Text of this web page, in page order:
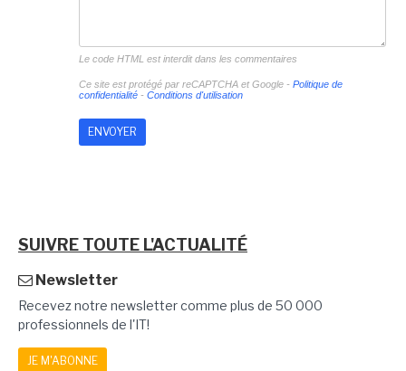
Le code HTML est interdit dans les commentaires
Ce site est protégé par reCAPTCHA et Google - Politique de
confidentialité- Conditions d'utilisation
SUIVRE TOUTE L'ACTUALITÉ
Newsletter
Recevez notre newsletter comme plus de 50 000
professionnels de l'IT!
JE M'ABONNE